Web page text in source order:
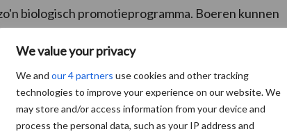
We value your privacy
We and our 4 partners use cookies and other tracking
technologies to improve your experience on our website. We
may store and/or access information from your device and
process the personal data, such as your IP address and
biologisch promotieprogramma. Boeren kunnen
Vervolgens kan men rond de
de financiële en bedrijfsmatige aspecten. In
bij 'boerenbuddies'. Dit zijn ervaren bio-boeren
provincies is dit uiterst gemakkelijk: ze kunnen